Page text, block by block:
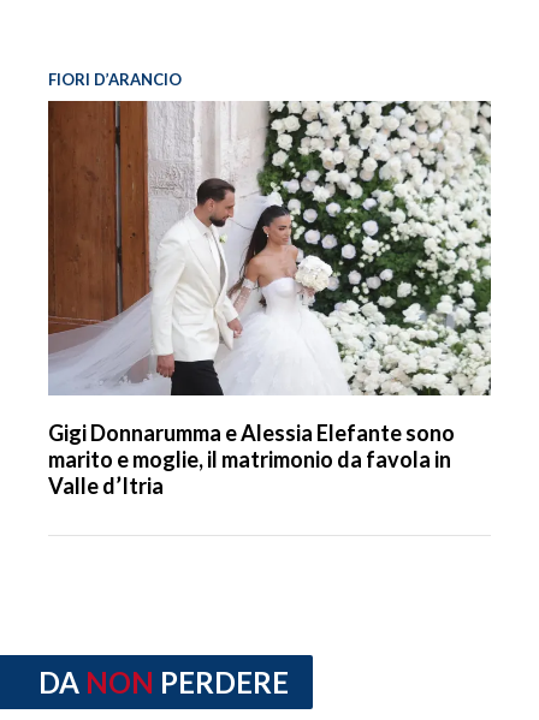
FIORI D’ARANCIO
Gigi Donnarumma e Alessia Elefante sono
marito e moglie, il matrimonio da favola in
Valle d’Itria
DA NON PERDERE